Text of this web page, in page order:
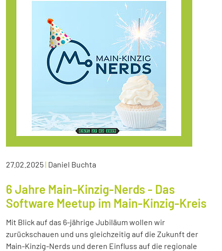
27.02.2025| Daniel Buchta
6 Jahre Main-Kinzig-Nerds - Das
Software Meetup im Main-Kinzig-Kreis
Mit Blick auf das 6-jährige Jubiläum wollen wir
zurückschauen und uns gleichzeitig auf die Zukunft der
Main-Kinzig-Nerds und deren Einfluss auf die regionale